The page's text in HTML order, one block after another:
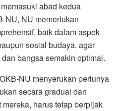
abad kedua
NU, NU memerlukan
baik dalam aspek
sosial budaya, agar
bangsa semakin optimal.
NU menyerukan perlunya
secara gradual dan
harus tetap berpijak